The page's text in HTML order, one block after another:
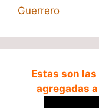
Guerrero
Estas son
agregadas